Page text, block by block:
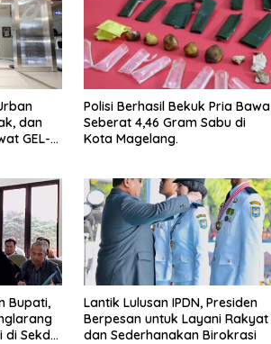
dan
GEL-
Polisi Berhasil Bekuk Pria Bawa
Seberat 4,46 Gram Sabu di
Kota Magelang.
Bupati,
di Sekda
Lantik Lulusan IPDN, Presiden
Berpesan untuk Layani Rakyat
dan Sederhanakan Birokrasi